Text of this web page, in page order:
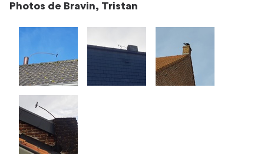
Photos de Bravin, Tristan